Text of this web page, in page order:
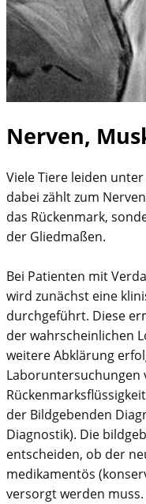
Nerven,
Viele Tiere leiden
dabei zählt zum
das Rückenmark,
der Gliedmaßen.
Bei Patienten mit
wird zunächst eine
durchgeführt. Diese
der wahrscheinlichen
weitere Abklärung
Laboruntersuchungen
der Bildgebenden
Diagnostik). Die
entscheiden, ob der
medikamentös
versorgt werden